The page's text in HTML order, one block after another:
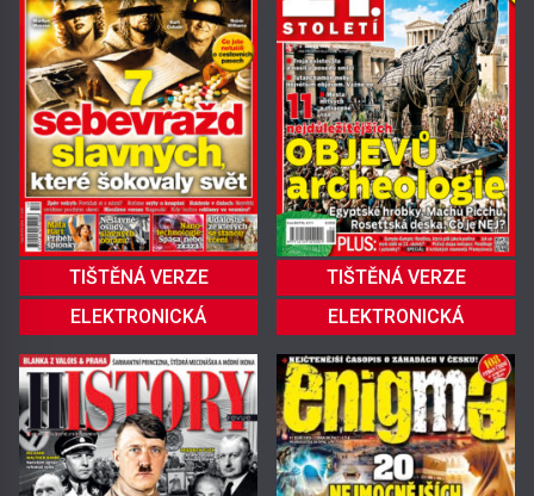
TIŠTĚNÁ VERZE
ELEKTRONICKÁ
TIŠTĚNÁ VERZE
ELEKTRONICKÁ